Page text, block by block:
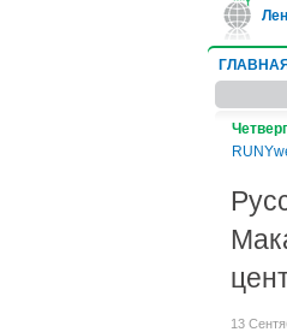
Техасе врач-ревматолог сядет в
ГЛАВНАЯ
13